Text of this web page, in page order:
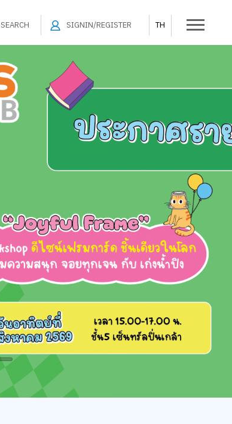
SEARCH SIGNIN/REGISTER TH